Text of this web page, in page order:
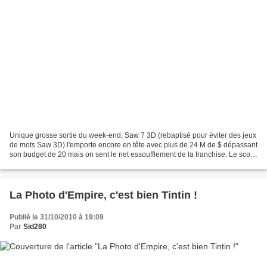
Unique grosse sortie du week-end, Saw 7 3D (rebaptisé pour éviter des jeux
de mots Saw 3D) l'emporte encore en tête avec plus de 24 M de $ dépassant
son budget de 20 mais on sent le net essoufflement de la franchise. Le score
La Photo d'Empire, c'est bien Tintin !
Publié le 31/10/2010 à 19:09
Par Sid280